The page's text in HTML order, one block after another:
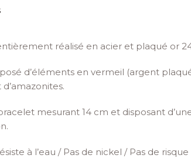
réalisé en acier et plaqué or
d’éléments en vermeil (argent
mesurant 14 cm et disposant
à l’eau / Pas de nickel / Pas de